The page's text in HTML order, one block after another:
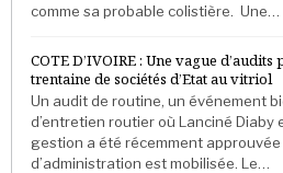
comme sa probable colistière. Une…
COTE D’IVOIRE : Une vague d’audits
trentaine de sociétés d’Etat au vitriol
Un audit de routine, un événement
d’entretien routier où Lanciné Diaby
gestion a été récemment approuvée
d’administration est mobilisée. Le…